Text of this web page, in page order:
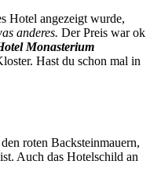
Hotel angezeigt wurde,
anderes. Der Preis war ok
Monasterium
Hast du schon mal in
roten Backsteinmauern,
Auch das Hotelschild an